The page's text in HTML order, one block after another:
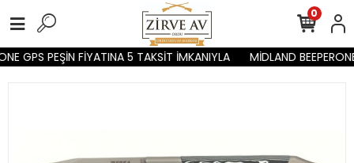
GPS PEŞİN FİYATINA 5 TAKSİT İMKANIYLA MİDLAND
0